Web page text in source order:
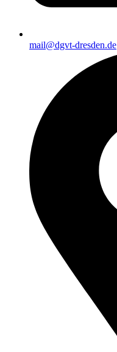
mail@dgvt-dresden.de